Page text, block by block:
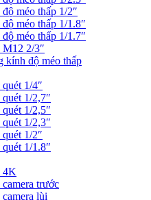
méo thấp 1/2″
méo thấp 1/1.8″
méo thấp 1/1.7″
2/3″
kính độ méo thấp
1/4″
1/2,7″
1/2,5″
1/2,3″
1/2″
1/1.8″
4K
trước
lùi